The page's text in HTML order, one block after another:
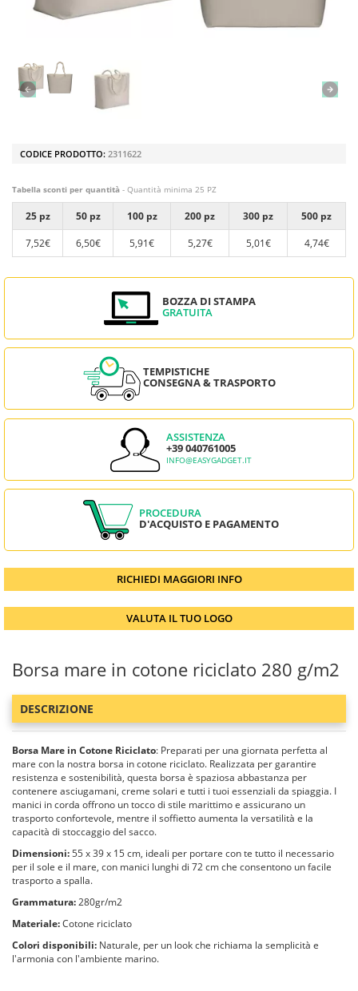
CODICE PRODOTTO: 2311622
Tabella sconti per quantità - Quantità minima 25 PZ
25 pz 50 pz 100 pz 200 pz 300 pz
500 pz
7,52€
6,50€ 5,91€ 5,27€ 5,01€ 4,74€
BOZZA DI STAMPA
GRATUITA
TEMPISTICHE
CONSEGNA & TRASPORTO
ASSISTENZA
+39 040761005
INFO@EASYGADGET.IT
PROCEDURA
D'ACQUISTO E PAGAMENTO
RICHIEDI MAGGIORI INFO
VALUTA IL TUO LOGO
Borsa mare in cotone riciclato 280 g/m2
DESCRIZIONE
Borsa Mare in Cotone Riciclato: Preparati per una giornata perfetta al
mare con la nostra borsa in cotone riciclato. Realizzata per garantire
resistenza e sostenibilità, questa borsa è spaziosa abbastanza per
contenere asciugamani, creme solari e tutti i tuoi essenziali da spiaggia. I
manici in corda offrono un tocco di stile marittimo e assicurano un
trasporto confortevole, mentre il soffietto aumenta la versatilità e la
capacità di stoccaggio del sacco.
Dimensioni:55 x 39 x 15 cm, ideali per portare con te tutto il necessario
per il sole e il mare, con manici lunghi di 72 cm che consentono un facile
trasporto a spalla.
Grammatura:280gr/m2
Materiale:Cotone riciclato
Colori disponibili: Naturale, per un look che richiama la semplicità e
l'armonia con l'ambiente marino.